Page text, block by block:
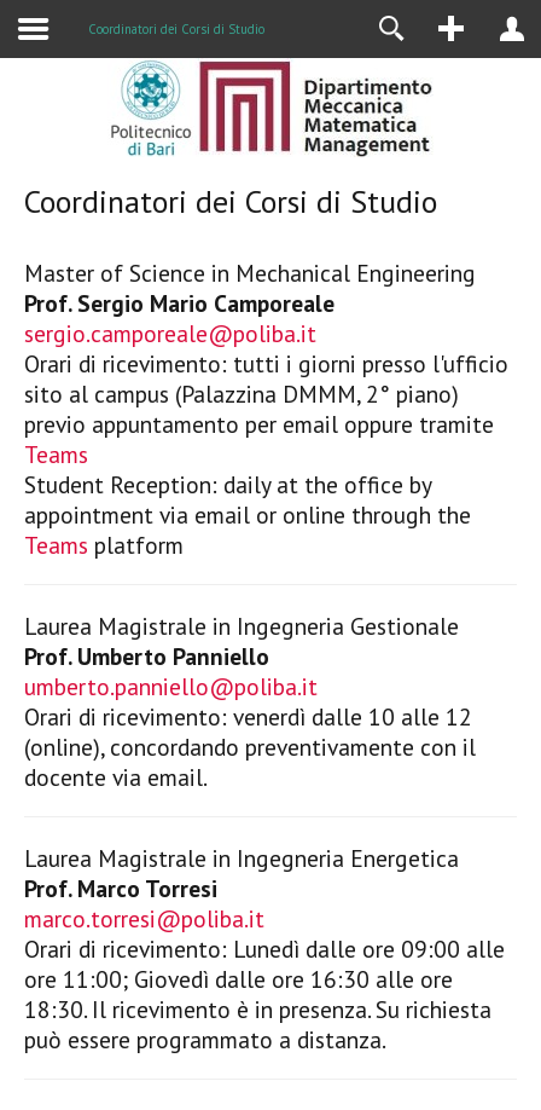
Coordinatori dei Corsi di Studio
Coordinatori dei Corsi di Studio
Master of Science in Mechanical Engineering
Prof. Sergio Mario Camporeale
sergio.camporeale@poliba.it
Orari di ricevimento: tutti i giorni presso l'ufficio
sito al campus (Palazzina DMMM, 2° piano)
previo appuntamento per email oppure tramite
Teams
Student Reception: daily at the office by
appointment via email or online through the
Teams platform
Laurea Magistrale in Ingegneria Gestionale
Prof. Umberto Panniello
umberto.panniello@poliba.it
Orari di ricevimento: venerdì dalle 10 alle 12
(online), concordando preventivamente con il
docente via email.
Laurea Magistrale in Ingegneria Energetica
Prof. Marco Torresi
marco.torresi@poliba.it
Orari di ricevimento: Lunedì dalle ore 09:00 alle
ore 11:00; Giovedì dalle ore 16:30 alle ore
18:30. Il ricevimento è in presenza. Su richiesta
può essere programmato a distanza.